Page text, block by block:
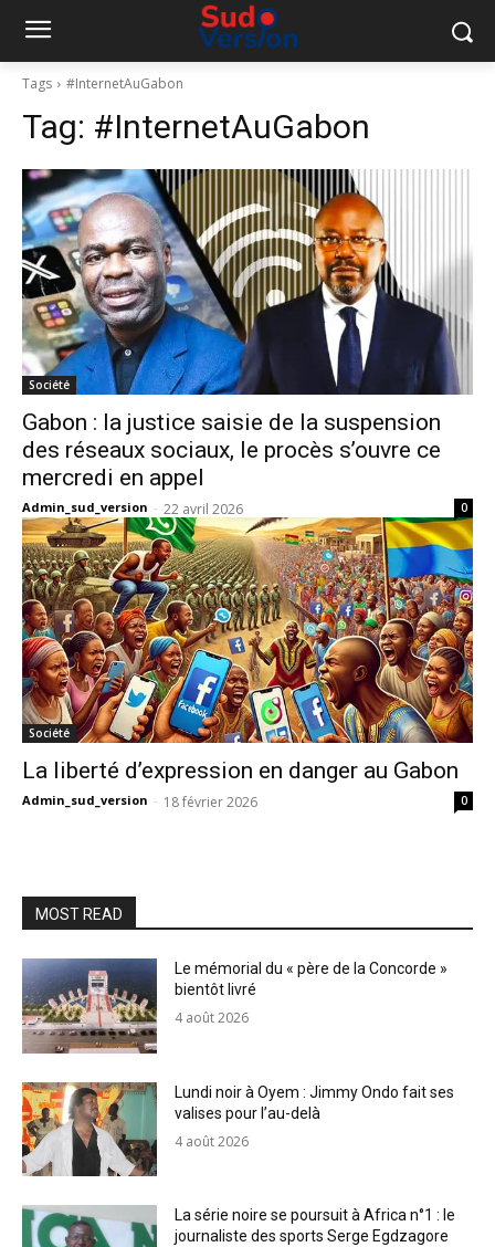
Tags #InternetAuGabon
Tag: #InternetAuGabon
Société
Gabon : la justice saisie de la suspension
des réseaux sociaux, le procès s’ouvre ce
mercredi en appel
Admin_sud_version - 22 avril 2026 0
Société
La liberté d’expression en danger au Gabon
Admin_sud_version - 18 février 2026 0
MOST READ
Le mémorial du « père de la Concorde »
bientôt livré
4 août 2026
Lundi noir à Oyem : Jimmy Ondo fait ses
valises pour l’au-delà
4 août 2026
La série noire se poursuit à Africa n°1 : le
journaliste des sports Serge Egdzagore